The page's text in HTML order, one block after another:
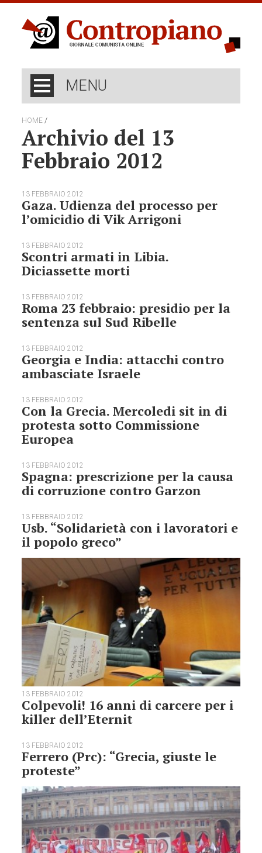
MENU
HOME /
Archivio del 13
Febbraio 2012
13 FEBBRAIO 2012
Gaza. Udienza del processo per
l’omicidio di Vik Arrigoni
13 FEBBRAIO 2012
Scontri armati in Libia.
Diciassette morti
13 FEBBRAIO 2012
Roma 23 febbraio: presidio per la
sentenza sul Sud Ribelle
13 FEBBRAIO 2012
Georgia e India: attacchi contro
ambasciate Israele
13 FEBBRAIO 2012
Con la Grecia. Mercoledi sit in di
protesta sotto Commissione
Europea
13 FEBBRAIO 2012
Spagna: prescrizione per la causa
di corruzione contro Garzon
13 FEBBRAIO 2012
Usb. “Solidarietà con i lavoratori e
il popolo greco”
13 FEBBRAIO 2012
Colpevoli! 16 anni di carcere per i
killer dell’Eternit
13 FEBBRAIO 2012
Ferrero (Prc): “Grecia, giuste le
proteste”